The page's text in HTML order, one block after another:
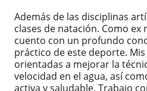
Además de las disciplinas
clases de natación. Como
cuento con un profundo
práctico de este deporte. Mis
orientadas a mejorar la
velocidad en el agua, así
activa y saludable. Trabajo